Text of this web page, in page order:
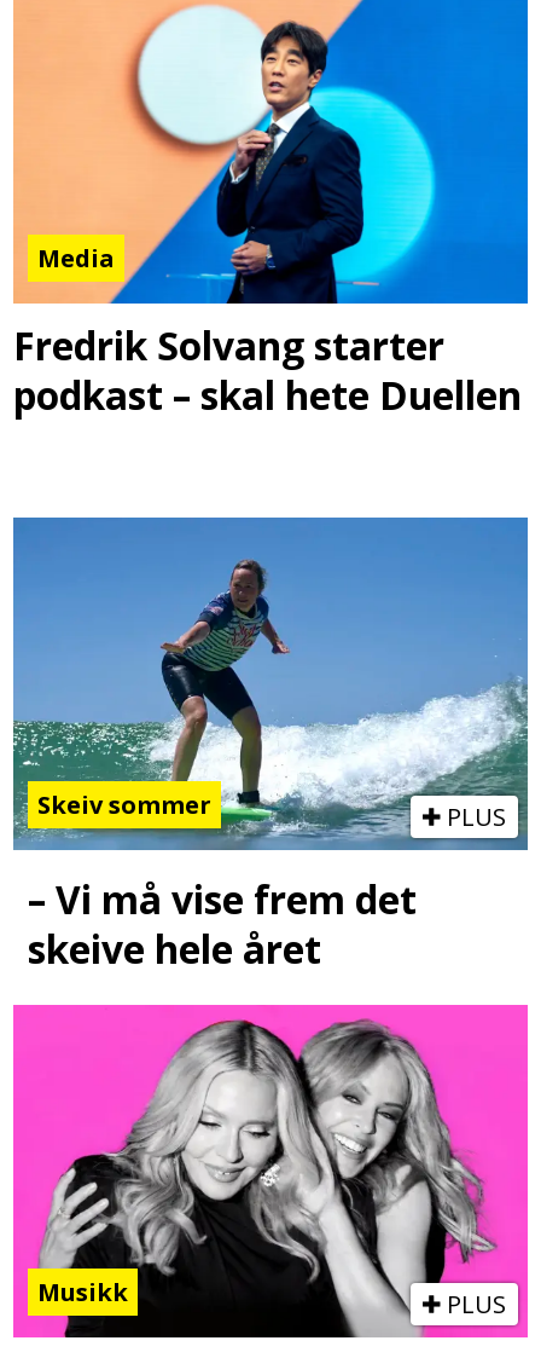
Media
Fredrik Solvang starter
podkast – skal hete Duellen
Skeiv sommer PLUS
– Vi må vise frem det
skeive hele året
Musikk PLUS